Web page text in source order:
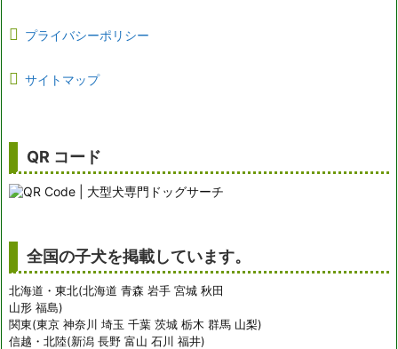
プライバシーポリシー
サイトマップ
QR コード
全国の子犬を掲載しています。
北海道・東北(北海道 青森 岩手 宮城 秋田
山形 福島)
関東(東京 神奈川 埼玉 千葉 茨城 栃木 群馬 山梨)
信越・北陸(新潟 長野 富山 石川 福井)